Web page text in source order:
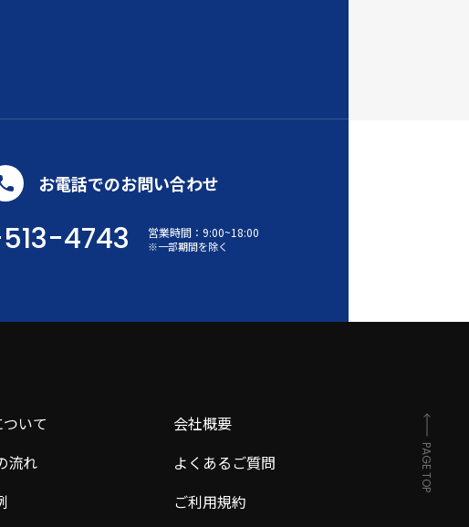
お電話でのお問い合わせ
4743 営業時間： 9:00~18:00
※一部期間を除く
いて
流れ
会社概要
よくあるご質問
ご利用規約
PAGE TOP